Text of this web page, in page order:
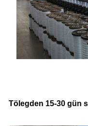
Tölegden 15-30 gün